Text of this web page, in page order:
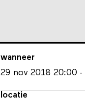
wanneer
29 nov 2018 20:00
locatie